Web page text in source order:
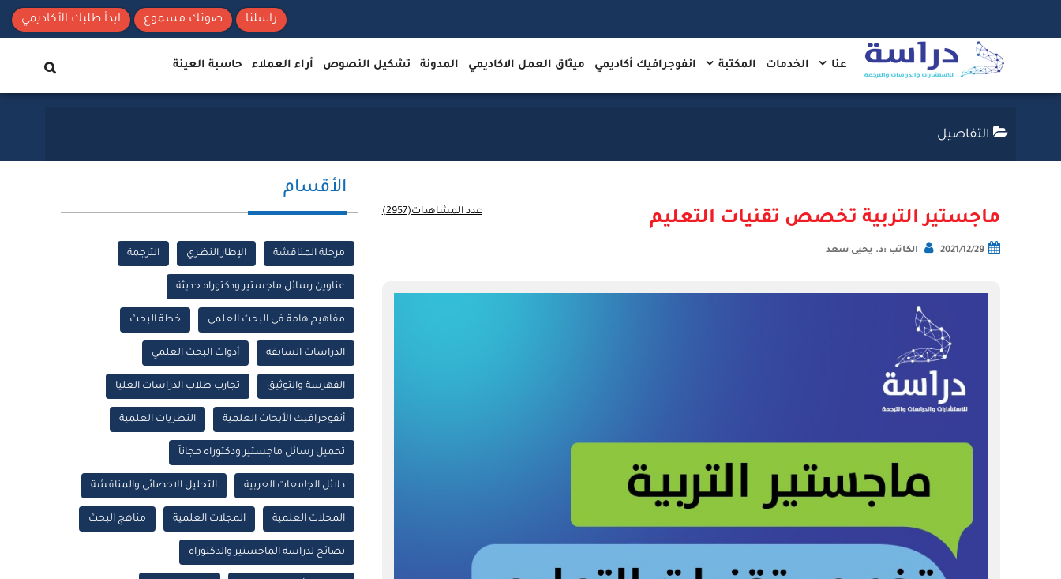
ابدأ طلبك الأكاديمي صوتك مسموع راسلنا
عنا الخدمات المكتبة انفوجرافيك أكاديمي ميثاق العمل الاكاديمي المدونة تشكيل النصوص أراء العملاء حاسبة العينة
التفاصيل
ماجستير التربية تخصص تقنيات التعليم
2021/12/29 الكاتب :د. يحيى سعد
عدد المشاهدات(2957)
الأقسام
مرحلة المناقشة الإطار النظري الترجمة
عناوين رسائل ماجستير ودكتوراه حديثة
مفاهيم هامة في البحث العلمي خطة البحث
الدراسات السابقة أدوات البحث العلمي
الفهرسة والتوثيق تجارب طلاب الدراسات العليا
أنفوجرافيك الأبحاث العلمية النظريات العلمية
تحميل رسائل ماجستير ودكتوراه مجاناً
دلائل الجامعات العربية التحليل الاحصائي والمناقشة
المجلات العلمية المجلات العلمية مناهج البحث
نصائح لدراسة الماجستير والدكتوراه